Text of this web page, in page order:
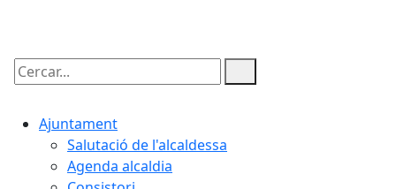
Cercar:
Ajuntament
Salutació de l'alcaldessa
Agenda alcaldia